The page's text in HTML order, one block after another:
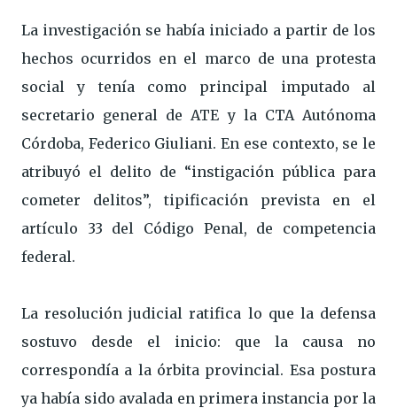
La investigación se había iniciado a partir de los
hechos ocurridos en el marco de una protesta
social y tenía como principal imputado al
secretario general de ATE y la CTA Autónoma
Córdoba, Federico Giuliani. En ese contexto, se le
atribuyó el delito de “instigación pública para
cometer delitos”, tipificación prevista en el
artículo 33 del Código Penal, de competencia
federal.
La resolución judicial ratifica lo que la defensa
sostuvo desde el inicio: que la causa no
correspondía a la órbita provincial. Esa postura
ya había sido avalada en primera instancia por la